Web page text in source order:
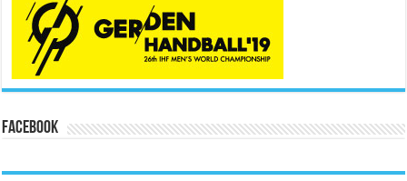
Facebook